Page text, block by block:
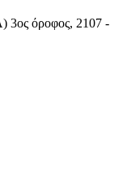
3ος όροφος, 2107 -